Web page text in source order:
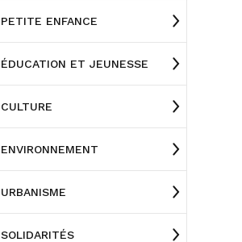
PETITE ENFANCE
ÉDUCATION ET JEUNESSE
CULTURE
ENVIRONNEMENT
URBANISME
SOLIDARITÉS